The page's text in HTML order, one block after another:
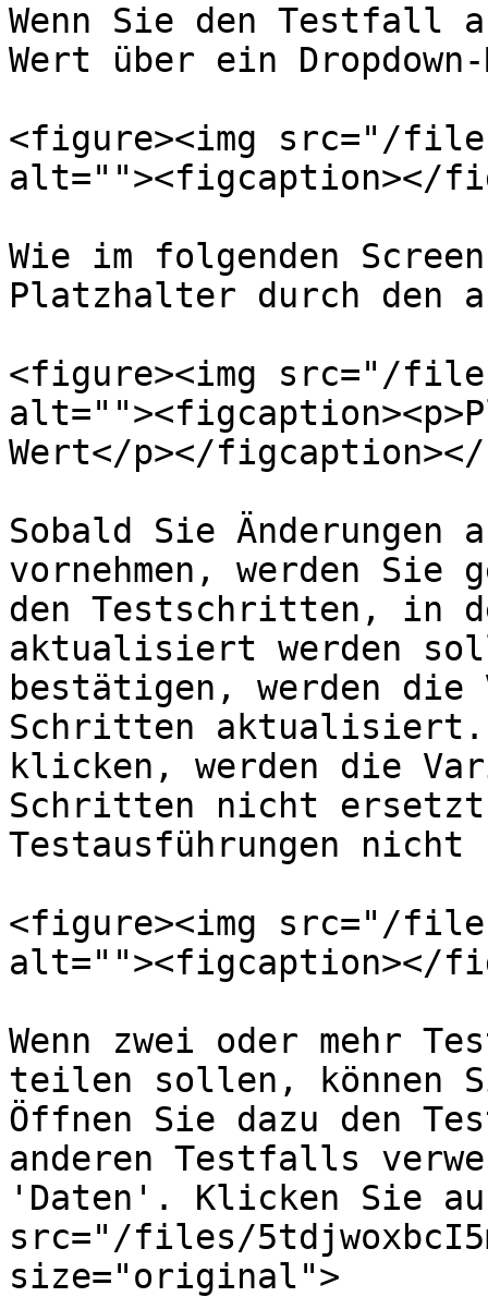
Wenn Sie den Testfall
Wert über ein Dropdown-
<figure><img src="/files/
alt=""><figcaption></
Wie im folgenden
Platzhalter durch den
<figure><img src="/files/
Wert</p></
Sobald Sie Änderungen
vornehmen, werden
den Testschritten, in
aktualisiert werden
bestätigen, werden die
Schritten aktualisiert.
klicken, werden die
Schritten nicht
Testausführungen
<figure><img src="/files/
alt=""><figcaption></
Wenn zwei oder mehr
teilen sollen, können
Öffnen Sie dazu den
anderen Testfalls
'Daten'. Klicken Sie
src="/files/
size="original">